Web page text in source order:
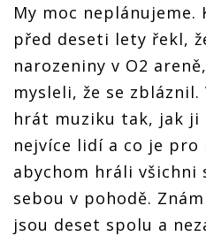
My moc neplánujeme.
před deseti lety řekl,
narozeniny v O2
mysleli, že se
hrát muziku tak, jak
nejvíce lidí a co je pro
abychom hráli všichni
sebou v pohodě.
jsou deset spolu a